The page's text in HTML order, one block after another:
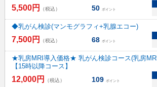
5,500円 （税込） 50 ポイント
◆乳がん検診(マンモグラフィ+乳腺エコー)
7,500円 （税込） 68 ポイント
★乳房MRI導入価格★ 乳がん検診コース(乳房
【15時以降コース】
12,000円 （税込） 109 ポイント